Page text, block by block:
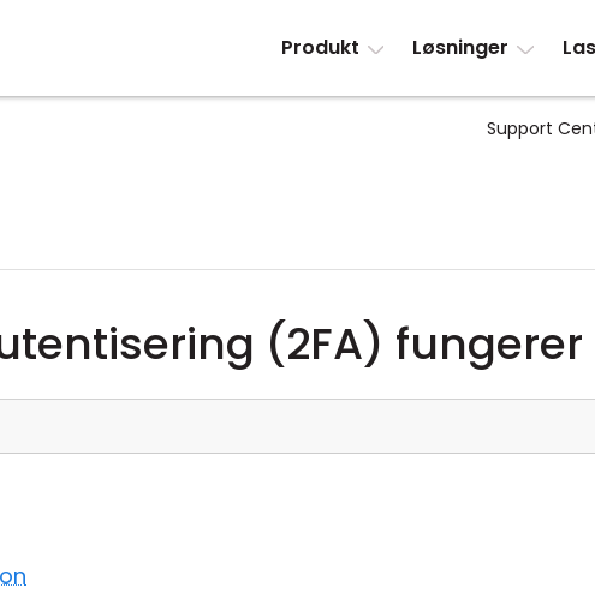
Produkt Løsninger
Support
(2FA) fungerer